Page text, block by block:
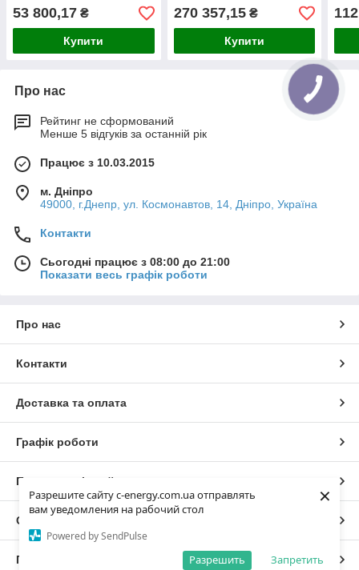
Разрешите сайту c-energy.com.ua отправлять
вам уведомления на рабочий стол
Powered by SendPulse
Запретить
Разрешить
×
53 800,17 ₴
Купити
270 357,15₴
Купити
Про нас
Рейтинг не сформований
Менше 5 відгуків за останній рік
Працює з 10.03.2015
м. Дніпро
49000, г.Днепр, ул. Космонавтов, 14, Дніпро, Україна
Контакти
Сьогодні працює з 08:00 до 21:00
Показати весь графік роботи
Про нас
Контакти
Доставка та оплата
Графік роботи
Повна версія сайту
Сайт створено на маркетплейсі
Політика конфіденційності